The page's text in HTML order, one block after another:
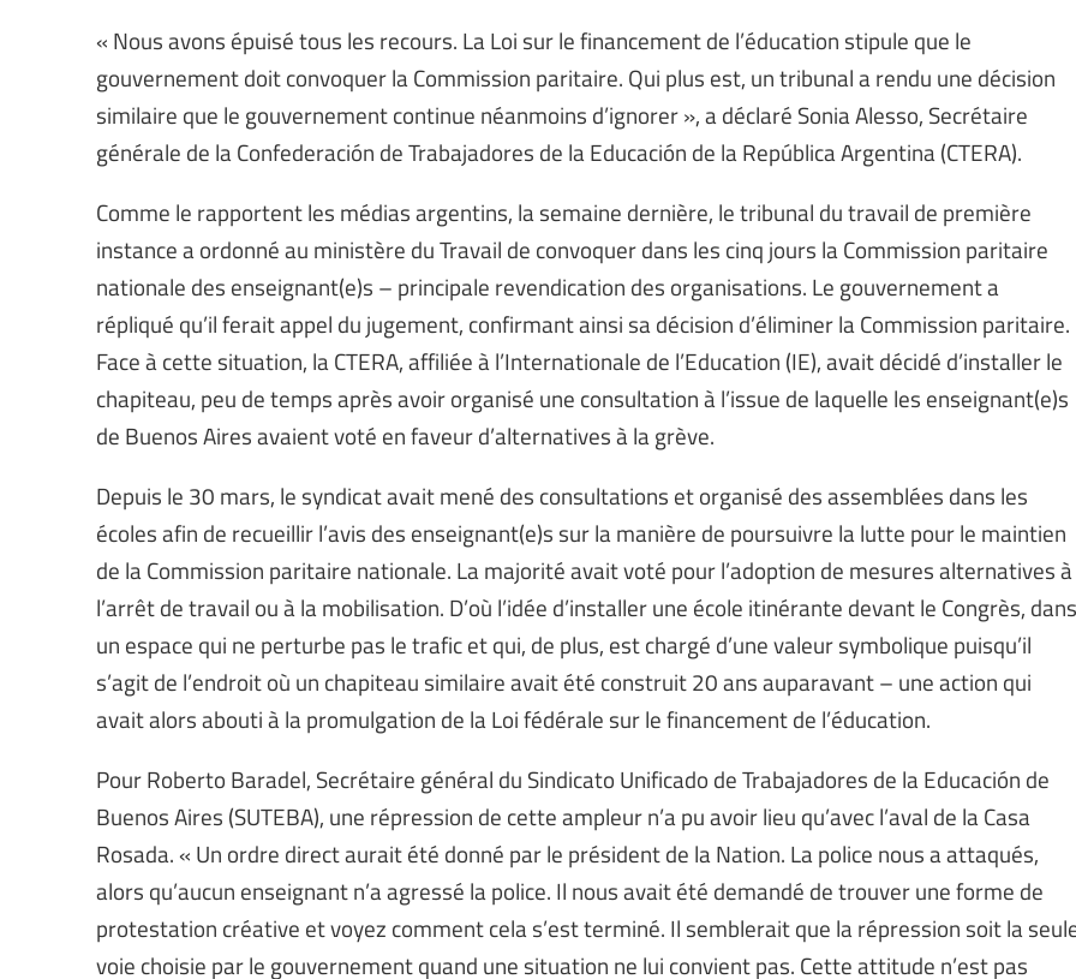
« Nous avons épuisé tous les recours. La Loi sur le financement de l’éducation stipule que le
gouvernement doit convoquer la Commission paritaire. Qui plus est, un tribunal a rendu une décision
similaire que le gouvernement continue néanmoins d’ignorer », a déclaré Sonia Alesso, Secrétaire
générale de la Confederación de Trabajadores de la Educación de la República Argentina (CTERA).
Comme le rapportent les médias argentins, la semaine dernière, le tribunal du travail de première
instance a ordonné au ministère du Travail de convoquer dans les cinq jours la Commission paritaire
nationale des enseignant(e)s – principale revendication des organisations. Le gouvernement a
répliqué qu’il ferait appel du jugement, confirmant ainsi sa décision d’éliminer la Commission paritaire.
Face à cette situation, la CTERA, affiliée à l’Internationale de l’Education (IE), avait décidé d’installer le
chapiteau, peu de temps après avoir organisé une consultation à l’issue de laquelle les enseignant(e)s
de Buenos Aires avaient voté en faveur d’alternatives à la grève.
Depuis le 30 mars, le syndicat avait mené des consultations et organisé des assemblées dans les
écoles afin de recueillir l’avis des enseignant(e)s sur la manière de poursuivre la lutte pour le maintien
de la Commission paritaire nationale. La majorité avait voté pour l’adoption de mesures alternatives à
l’arrêt de travail ou à la mobilisation. D’où l’idée d’installer une école itinérante devant le Congrès, dans
un espace qui ne perturbe pas le trafic et qui, de plus, est chargé d’une valeur symbolique puisqu’il
s’agit de l’endroit où un chapiteau similaire avait été construit 20 ans auparavant – une action qui
avait alors abouti à la promulgation de la Loi fédérale sur le financement de l’éducation.
Pour Roberto Baradel, Secrétaire général du Sindicato Unificado de Trabajadores de la Educación de
Buenos Aires (SUTEBA), une répression de cette ampleur n’a pu avoir lieu qu’avec l’aval de la Casa
Rosada. « Un ordre direct aurait été donné par le président de la Nation. La police nous a attaqués,
alors qu’aucun enseignant n’a agressé la police. Il nous avait été demandé de trouver une forme de
protestation créative et voyez comment cela s’est terminé. Il semblerait que la répression soit la
voie choisie par le gouvernement quand une situation ne lui convient pas. Cette attitude n’est pas